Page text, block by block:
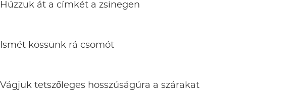
Húzzuk át a címkét a zsinegen
Ismét kössünk rá csomót
Vágjuk tetszőleges hosszúságúra a szárakat